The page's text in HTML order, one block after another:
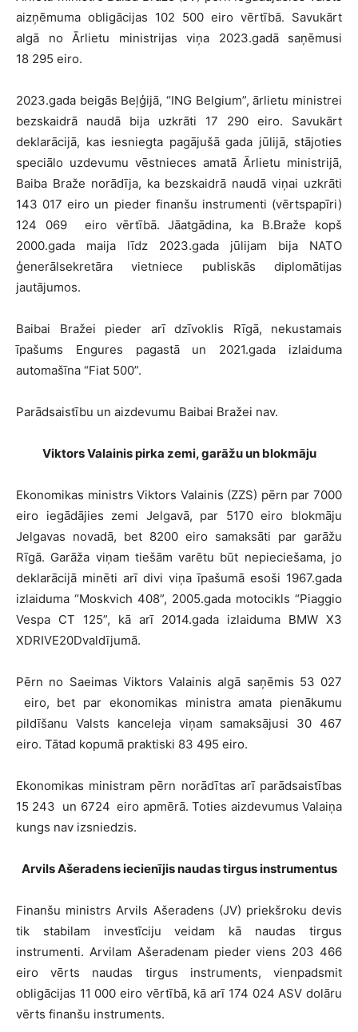
aizņēmuma obligācijas 102 500 eiro vērtībā. Savukārt
algā no Ārlietu ministrijas viņa 2023.gadā saņēmusi
18 295 eiro.
2023.gada beigās Beļģijā, “ING Belgium”, ārlietu ministrei
bezskaidrā naudā bija uzkrāti 17 290 eiro. Savukārt
deklarācijā, kas iesniegta pagājušā gada jūlijā, stājoties
speciālo uzdevumu vēstnieces amatā Ārlietu ministrijā,
Baiba Braže norādīja, ka bezskaidrā naudā viņai uzkrāti
143 017 eiro un pieder finanšu instrumenti (vērtspapīri)
124 069 eiro vērtībā. Jāatgādina, ka B.Braže kopš
2000.gada maija līdz 2023.gada jūlijam bija NATO
ģenerālsekretāra vietniece publiskās diplomātijas
jautājumos.
Baibai Bražei pieder arī dzīvoklis Rīgā, nekustamais
īpašums Engures pagastā un 2021.gada izlaiduma
automašīna “Fiat 500”.
Parādsaistību un aizdevumu Baibai Bražei nav.
Viktors Valainis pirka zemi, garāžu un blokmāju
Ekonomikas ministrs Viktors Valainis (ZZS) pērn par 7000
eiro iegādājies zemi Jelgavā, par 5170 eiro blokmāju
Jelgavas novadā, bet 8200 eiro samaksāti par garāžu
Rīgā. Garāža viņam tiešām varētu būt nepieciešama, jo
deklarācijā minēti arī divi viņa īpašumā esoši 1967.gada
izlaiduma “Moskvich 408”, 2005.gada motocikls “Piaggio
Vespa CT 125”, kā arī 2014.gada izlaiduma BMW X3
XDRIVE20Dvaldījumā.
Pērn no Saeimas Viktors Valainis algā saņēmis 53 027
eiro, bet par ekonomikas ministra amata pienākumu
pildīšanu Valsts kanceleja viņam samaksājusi 30 467
eiro. Tātad kopumā praktiski 83 495 eiro.
Ekonomikas ministram pērn norādītas arī parādsaistības
15 243 un 6724 eiro apmērā. Toties aizdevumus Valaiņa
kungs nav izsniedzis.
Arvils Ašeradens iecienījis naudas tirgus instrumentus
Finanšu ministrs Arvils Ašeradens (JV) priekšroku devis
tik stabilam investīciju veidam kā naudas tirgus
instrumenti. Arvilam Ašeradenam pieder viens 203 466
eiro vērts naudas tirgus instruments, vienpadsmit
obligācijas 11 000 eiro vērtībā, kā arī 174 024 ASV dolāru
vērts finanšu instruments.